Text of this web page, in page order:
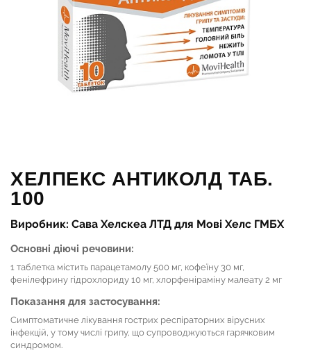
ХЕЛПЕКС АНТИКОЛД ТАБ.
100
Виробник: Сава Хелскеа ЛТД для Мові Хелс ГМБХ
Основні діючі речовини:
1 таблетка містить парацетамолу 500 мг, кофеїну 30 мг,
фенілефрину гідрохлориду 10 мг, хлорфеніраміну малеату 2 мг
Показання для застосування:
Симптоматичне лікування гострих респіраторних вірусних
інфекцій, у тому числі грипу, що супроводжуються гарячковим
синдромом.